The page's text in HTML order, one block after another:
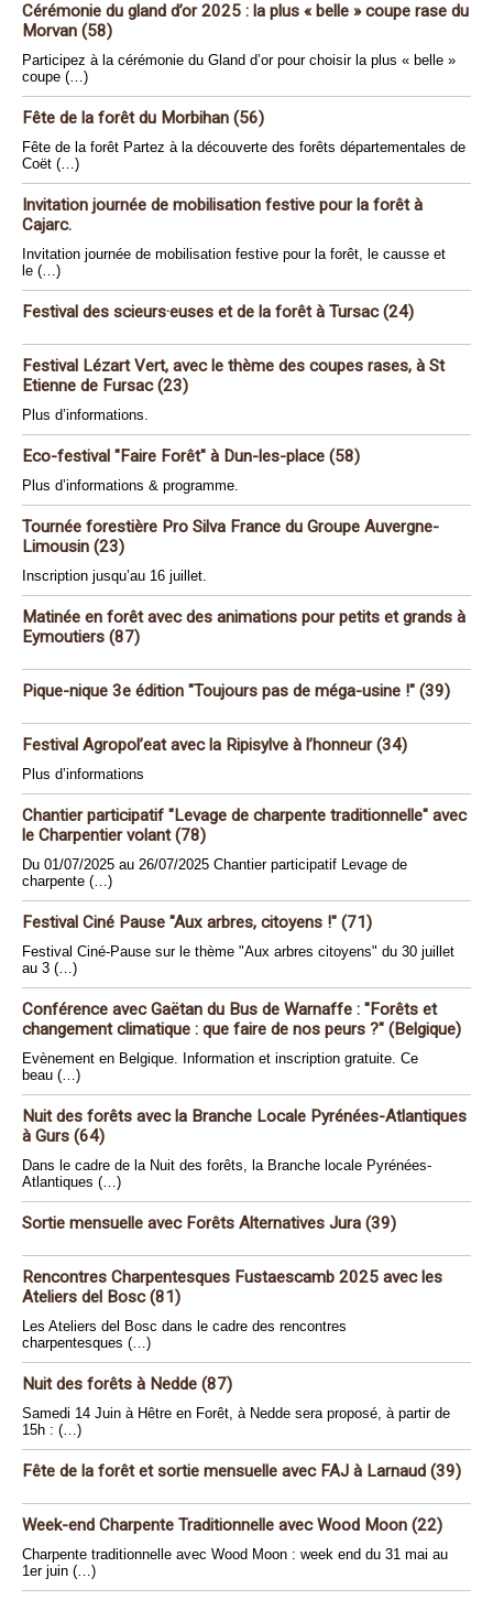
Cérémonie du gland d’or 2025 : la plus « belle » coupe rase du
Morvan (58)
Participez à la cérémonie du Gland d’or pour choisir la plus « belle »
coupe (…)
Fête de la forêt du Morbihan (56)
Fête de la forêt Partez à la découverte des forêts départementales de
Coët (…)
Invitation journée de mobilisation festive pour la forêt à
Cajarc.
Invitation journée de mobilisation festive pour la forêt, le causse et
le (…)
Festival des scieurs·euses et de la forêt à Tursac (24)
Festival Lézart Vert, avec le thème des coupes rases, à St
Etienne de Fursac (23)
Plus d’informations.
Eco-festival "Faire Forêt" à Dun-les-place (58)
Plus d’informations & programme.
Tournée forestière Pro Silva France du Groupe Auvergne-
Limousin (23)
Inscription jusqu’au 16 juillet.
Matinée en forêt avec des animations pour petits et grands à
Eymoutiers (87)
Pique-nique 3e édition "Toujours pas de méga-usine !" (39)
Festival Agropol’eat avec la Ripisylve à l’honneur (34)
Plus d’informations
Chantier participatif "Levage de charpente traditionnelle" avec
le Charpentier volant (78)
Du 01/07/2025 au 26/07/2025 Chantier participatif Levage de
charpente (…)
Festival Ciné Pause "Aux arbres, citoyens !" (71)
Festival Ciné-Pause sur le thème "Aux arbres citoyens" du 30 juillet
au 3 (…)
Conférence avec Gaëtan du Bus de Warnaffe : "Forêts et
changement climatique : que faire de nos peurs ?" (Belgique)
Evènement en Belgique. Information et inscription gratuite. Ce
beau (…)
Nuit des forêts avec la Branche Locale Pyrénées-Atlantiques
à Gurs (64)
Dans le cadre de la Nuit des forêts, la Branche locale Pyrénées-
Atlantiques (…)
Sortie mensuelle avec Forêts Alternatives Jura (39)
Rencontres Charpentesques Fustaescamb 2025 avec les
Ateliers del Bosc (81)
Les Ateliers del Bosc dans le cadre des rencontres
charpentesques (…)
Nuit des forêts à Nedde (87)
Samedi 14 Juin à Hêtre en Forêt, à Nedde sera proposé, à partir de
15h : (…)
Fête de la forêt et sortie mensuelle avec FAJ à Larnaud (39)
Week-end Charpente Traditionnelle avec Wood Moon (22)
Charpente traditionnelle avec Wood Moon : week end du 31 mai au
1er juin (…)